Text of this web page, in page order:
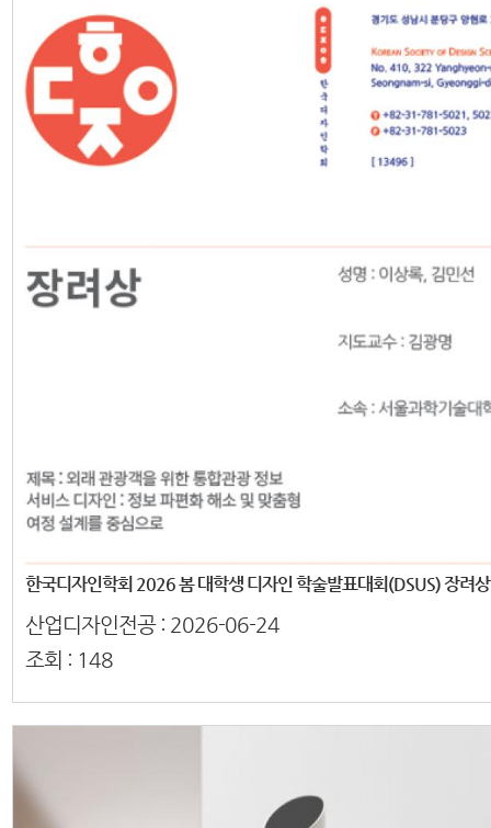
한국디자인학회 2026 봄 대학생 디자인 학술발표대회(DSUS) 장려
산업디자인전공 : 2026-06-24
조회 : 148